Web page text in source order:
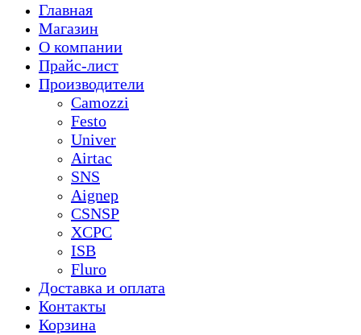
Главная
Магазин
О компании
Прайс-лист
Производители
Camozzi
Festo
Univer
Airtac
SNS
Aignep
CSNSP
XCPC
ISB
Fluro
Доставка и оплата
Контакты
Корзина